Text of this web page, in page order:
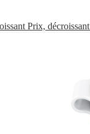
Prix, décroissant